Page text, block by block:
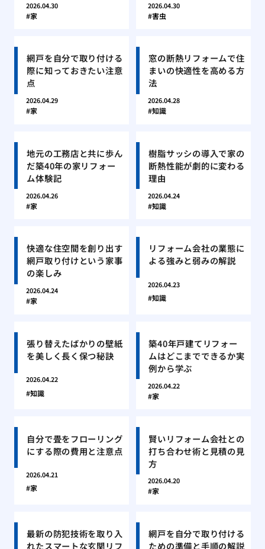
2026.04.30
家
2026.04.30
害虫
網戸を自分で取り付ける
際に知っておきたい注意
点
2026.04.29
家
窓の断熱リフォームで住
まいの快適性を高める方
法
2026.04.28
知識
地元の工務店と共に歩ん
だ築40年の家リフォー
ム体験記
2026.04.26
家
樹脂サッシの導入で家の
断熱性能が劇的に変わる
理由
2026.04.24
知識
快適な住空間を創り出す
網戸取り付けという家事
の楽しみ
2026.04.24
家
リフォーム会社の業態に
よる強みと弱みの解説
2026.04.23
知識
張り替えたばかりの壁紙
を美しく長く保つ秘訣
2026.04.22
知識
築40年戸建てリフォー
ムはどこまでできるか実
例から学ぶ
2026.04.22
家
自分で畳をフローリング
にする際の費用と注意点
2026.04.21
家
賢いリフォーム会社との
打ち合わせ術と見積の見
方
2026.04.20
家
最新の防犯技術を取り入
れたスマートな玄関リフ
網戸を自分で取り付ける
ための準備と手順の解説